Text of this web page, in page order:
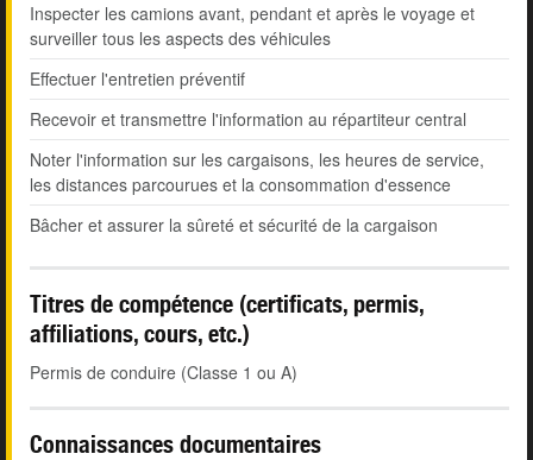
Inspecter les camions avant, pendant et après le voyage et
surveiller tous les aspects des véhicules
Effectuer l'entretien préventif
Recevoir et transmettre l'information au répartiteur central
Noter l'information sur les cargaisons, les heures de service,
les distances parcourues et la consommation d'essence
Bâcher et assurer la sûreté et sécurité de la cargaison
Titres de compétence (certificats, permis,
affiliations, cours, etc.)
Permis de conduire (Classe 1 ou A)
Connaissances documentaires